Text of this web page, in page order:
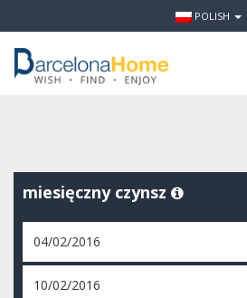
POLISH
miesięczny czynsz